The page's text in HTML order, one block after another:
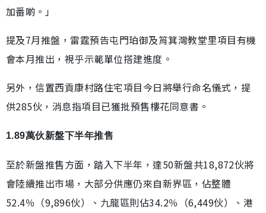
加番啲。」
提及7月推盤，雷霆預告屯門珀御及筲箕灣教堂里項目有機
會本月推出，視乎示範單位搭建進度。
另外，信置西貢康村路住宅項目今日將舉行命名儀式，提
供285伙，消息指項目已獲批預售樓花同意書。
1.89萬伙新盤下半年推售
至於新盤推售方面，踏入下半年，達50新盤共18,872伙將
會陸續推出市場，大部分供應仍來自新界區，佔整體
52.4％（9,896伙）、九龍區則佔34.2％（6,449伙）、港